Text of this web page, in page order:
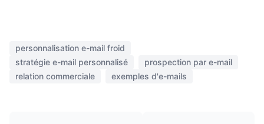
personnalisation e-mail froid
stratégie e-mail personnalisé
prospection par e-mail
relation commerciale
exemples d'e-mails